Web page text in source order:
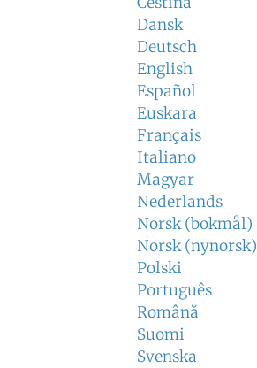
Dansk
Deutsch
English
Español
Euskara
Français
Italiano
Magyar
Nederlands
Norsk (bokmål)
Norsk (nynorsk)
Polski
Português
Română
Suomi
Svenska